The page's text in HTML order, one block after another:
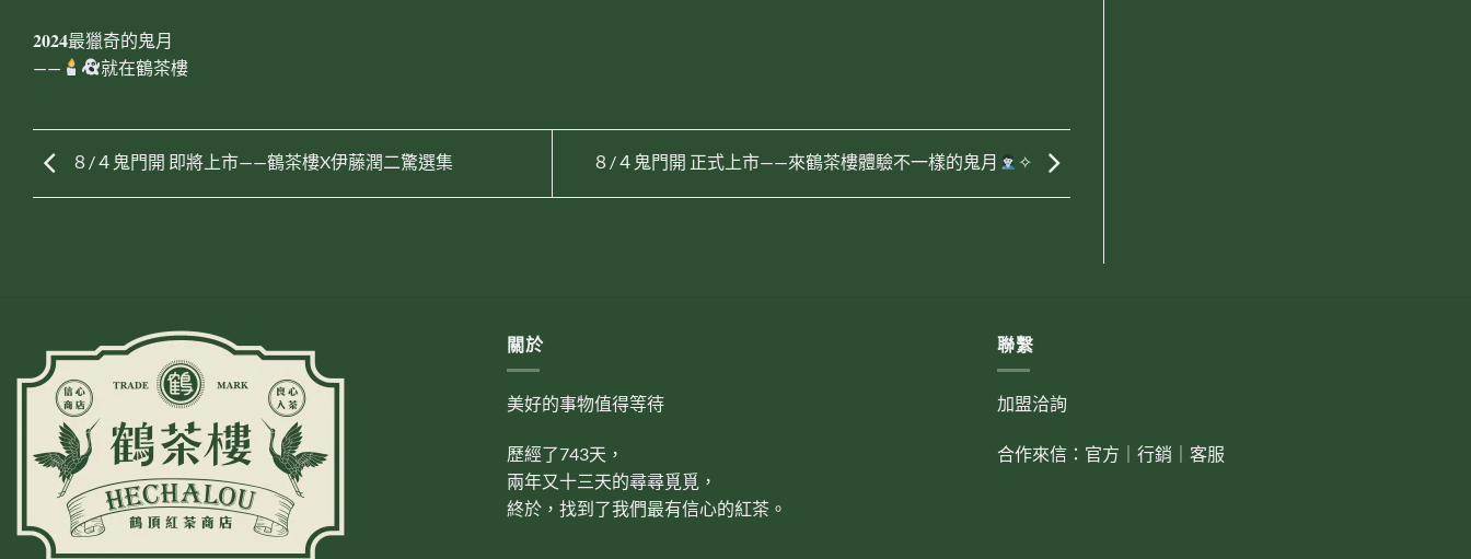
𝟐𝟎𝟐𝟒最獵奇的鬼月
——
就在鶴茶樓
８/４鬼門開 即將上市——鶴茶樓X伊藤潤二驚選集 ８/４鬼門開 正式上市——來鶴茶樓體驗不一樣的鬼月 ✧
關於
美好的事物值得等待
歷經了743天，
兩年又十三天的尋尋覓覓，
終於，找到了我們最有信心的紅茶。
聯繫
加盟洽詢
合作來信： 官方 行銷 客服